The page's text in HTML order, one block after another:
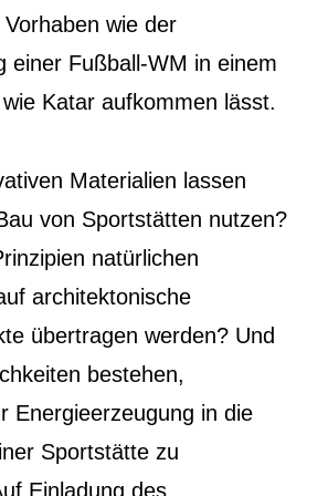
wie der
einer Fußball-WM in einem
Katar aufkommen lässt.
Materialien lassen
von Sportstätten nutzen?
natürlichen
architektonische
übertragen werden? Und
bestehen,
Energieerzeugung in die
Sportstätte zu
Einladung des